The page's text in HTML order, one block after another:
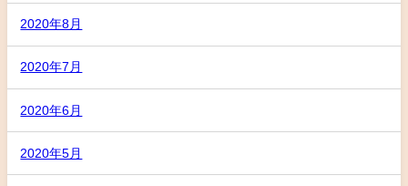
2020年8月
2020年7月
2020年6月
2020年5月